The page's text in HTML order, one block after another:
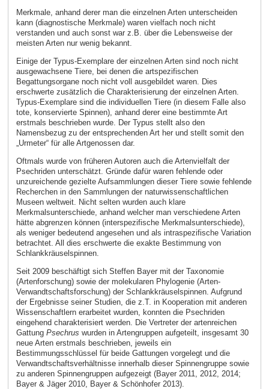
Merkmale, anhand derer man die einzelnen Arten unterscheiden
kann (diagnostische Merkmale) waren vielfach noch nicht
verstanden und auch sonst war z.B. über die Lebensweise der
meisten Arten nur wenig bekannt.
Einige der Typus-Exemplare der einzelnen Arten sind noch nicht
ausgewachsene Tiere, bei denen die artspezifischen
Begattungsorgane noch nicht voll ausgebildet waren. Dies
erschwerte zusätzlich die Charakterisierung der einzelnen Arten.
Typus-Exemplare sind die individuellen Tiere (in diesem Falle also
tote, konservierte Spinnen), anhand derer eine bestimmte Art
erstmals beschrieben wurde. Der Typus stellt also den
Namensbezug zu der entsprechenden Art her und stellt somit den
„Urmeter“ für alle Artgenossen dar.
Oftmals wurde von früheren Autoren auch die Artenvielfalt der
Psechriden unterschätzt. Gründe dafür waren fehlende oder
unzureichende gezielte Aufsammlungen dieser Tiere sowie fehlende
Recherchen in den Sammlungen der naturwissenschaftlichen
Museen weltweit. Nicht selten wurden auch klare
Merkmalsunterschiede, anhand welcher man verschiedene Arten
hätte abgrenzen können (interspezifische Merkmalsunterschiede),
als weniger bedeutend angesehen und als intraspezifische Variation
betrachtet. All dies erschwerte die exakte Bestimmung von
Schlankkräuselspinnen.
Seit 2009 beschäftigt sich Steffen Bayer mit der Taxonomie
(Artenforschung) sowie der molekularen Phylogenie (Arten-
Verwandtschaftsforschung) der Schlankkräuselspinnen. Aufgrund
der Ergebnisse seiner Studien, die z.T. in Kooperation mit anderen
Wissenschaftlern erarbeitet wurden, konnten die Psechriden
eingehend charakterisiert werden. Die Vertreter der artenreichen
Gattung Psechrus wurden in Artengruppen aufgeteilt, insgesamt 30
neue Arten erstmals beschrieben, jeweils ein
Bestimmungsschlüssel für beide Gattungen vorgelegt und die
Verwandtschaftsverhältnisse innerhalb dieser Spinnengruppe sowie
zu anderen Spinnengruppen aufgezeigt (Bayer 2011, 2012, 2014;
Bayer & Jäger 2010, Bayer & Schönhofer 2013).